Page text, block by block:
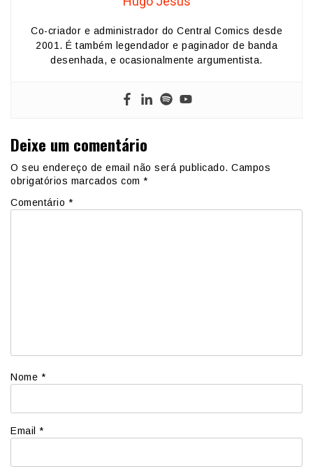
Co-criador e administrador do Central Comics desde
2001. É também legendador e paginador de banda
desenhada, e ocasionalmente argumentista.
Deixe um comentário
O seu endereço de email não será publicado. Campos
obrigatórios marcados com *
Comentário *
Nome *
Email *